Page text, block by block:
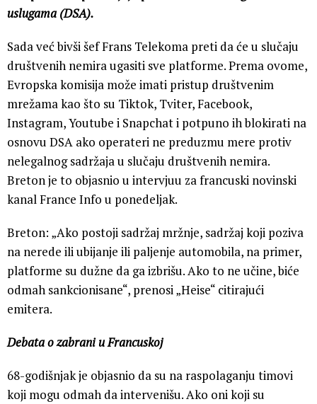
uslugama (DSA).
Sada već bivši šef Frans Telekoma preti da će u slučaju
društvenih nemira ugasiti sve platforme. Prema ovome,
Evropska komisija može imati pristup društvenim
mrežama kao što su Tiktok, Tviter, Facebook,
Instagram, Youtube i Snapchat i potpuno ih blokirati na
osnovu DSA ako operateri ne preduzmu mere protiv
nelegalnog sadržaja u slučaju društvenih nemira.
Breton je to objasnio u intervjuu za francuski novinski
kanal France Info u ponedeljak.
Breton: „Ako postoji sadržaj mržnje, sadržaj koji poziva
na nerede ili ubijanje ili paljenje automobila, na primer,
platforme su dužne da ga izbrišu. Ako to ne učine, biće
odmah sankcionisane“, prenosi „Heise“ citirajući
emitera.
Debata o zabrani u Francuskoj
68-godišnjak je objasnio da su na raspolaganju timovi
koji mogu odmah da intervenišu. Ako oni koji su